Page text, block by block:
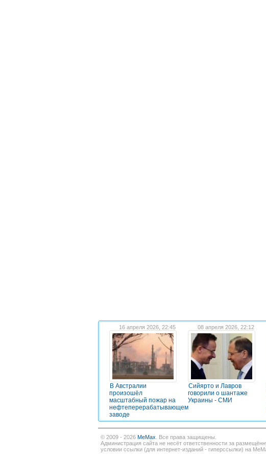
16 апреля 2026, 22:45
В Австралии
произошёл
масштабный пожар на
нефтеперерабатывающем
заводе
08 апреля 2026, 22:12
Сийярто и Лавров
говорили о шантаже
Украины - СМИ
© 2009 - 2026 MeMax . Все права защищены.
Администрация сайта не несёт ответственности за
условии ссылки (для интернет-изданий - гиперссылки) на